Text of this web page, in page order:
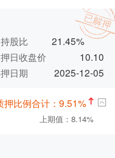
股比
21.45%
日收盘价
10.10
日期 2025-12-05
押比例合计：9.51%
上期值：8.14%